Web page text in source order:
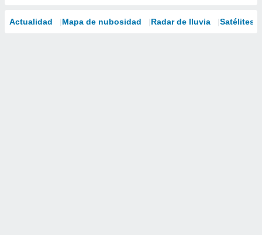
Actualidad Mapa de nubosidad Radar de lluvia Satélites